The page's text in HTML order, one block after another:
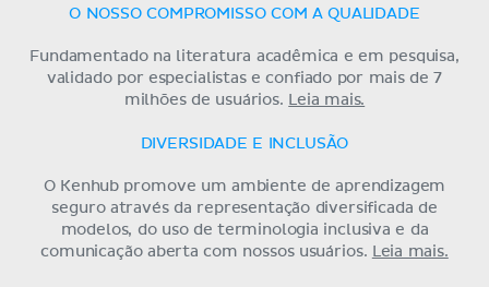
O NOSSO COMPROMISSO COM A QUALIDADE
Fundamentado na literatura acadêmica e em pesquisa,
validado por especialistas e confiado por mais de 7
milhões de usuários. Leia mais.
DIVERSIDADE E INCLUSÃO
O Kenhub promove um ambiente de aprendizagem
seguro através da representação diversificada de
modelos, do uso de terminologia inclusiva e da
comunicação aberta com nossos usuários. Leia mais.